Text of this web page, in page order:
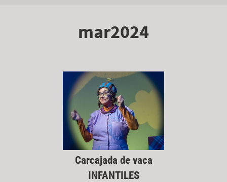
mar2024
Carcajada de vaca
INFANTILES